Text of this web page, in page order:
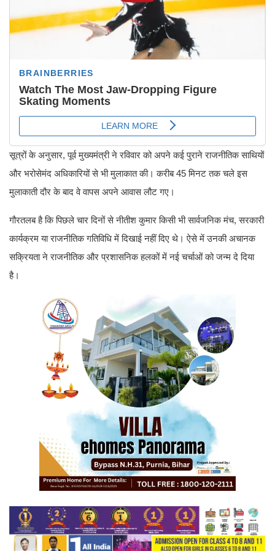
सूत्रों के अनुसार, पूर्व मुख्यमंत्री ने रविवार को अपने कई पुराने राजनीतिक साथियों
और भरोसेमंद अधिकारियों से भी मुलाकात की। करीब 45 मिनट तक चले इस
मुलाकाती दौर के बाद वे वापस अपने आवास लौट गए।
गौरतलब है कि पिछले चार दिनों से नीतीश कुमार किसी भी सार्वजनिक मंच, सरकारी
कार्यक्रम या राजनीतिक गतिविधि में दिखाई नहीं दिए थे। ऐसे में उनकी अचानक
सक्रियता ने राजनीतिक और प्रशासनिक हलकों में नई चर्चाओं को जन्म दे दिया
है।